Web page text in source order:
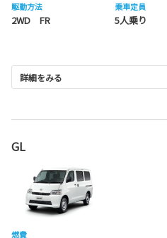
駆動方法
2WD FR
乗車定員
5人乗り
詳細をみる
GL
燃費